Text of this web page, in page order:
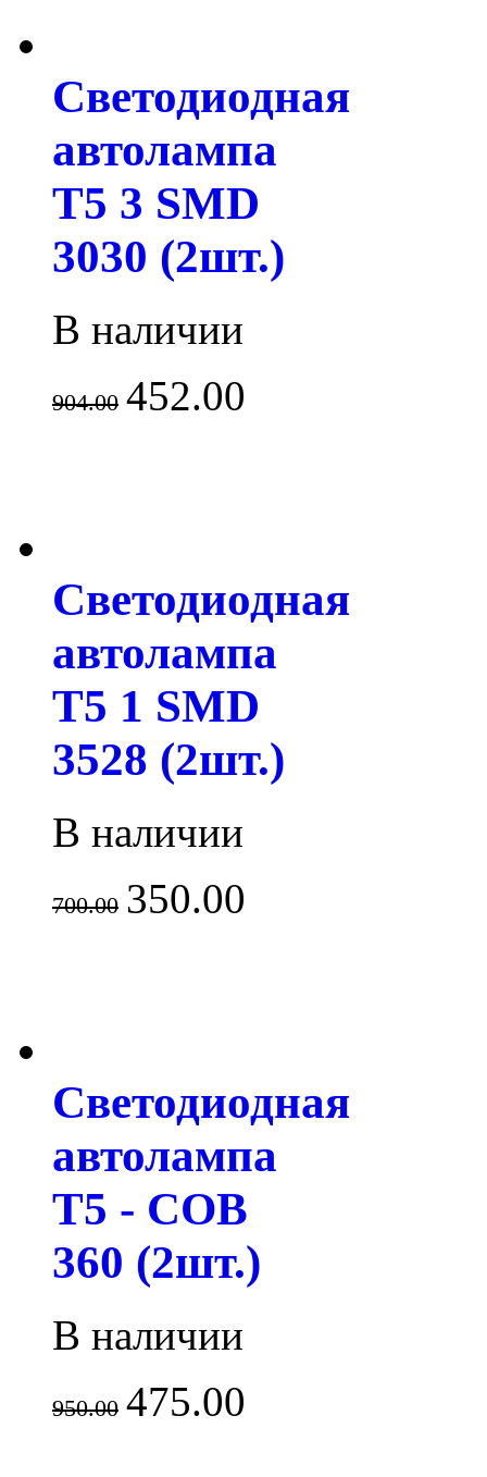
Светодиодная
автолампа
T5 3 SMD
3030 (2шт.)
В наличии
904.00 452.00
Светодиодная
автолампа
T5 1 SMD
3528 (2шт.)
В наличии
700.00 350.00
Светодиодная
автолампа
T5 - COB
360 (2шт.)
В наличии
950.00 475.00